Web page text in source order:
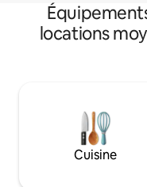
locations
Cuisine